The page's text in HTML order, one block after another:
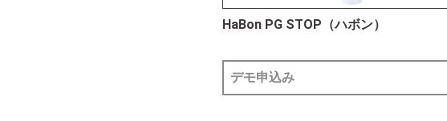
HaBon PG STOP（ハボン）
デモ申込み